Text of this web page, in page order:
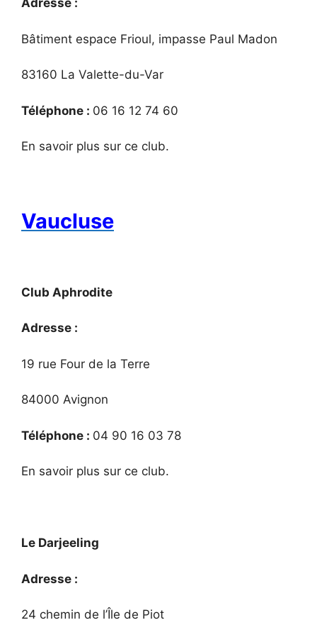
Adresse :
Bâtiment espace Frioul, impasse Paul Madon
83160 La Valette-du-Var
Téléphone : 06 16 12 74 60
En savoir plus sur ce club.
Vaucluse
Club Aphrodite
Adresse :
19 rue Four de la Terre
84000 Avignon
Téléphone : 04 90 16 03 78
En savoir plus sur ce club.
Le Darjeeling
Adresse :
24 chemin de l’Île de Piot